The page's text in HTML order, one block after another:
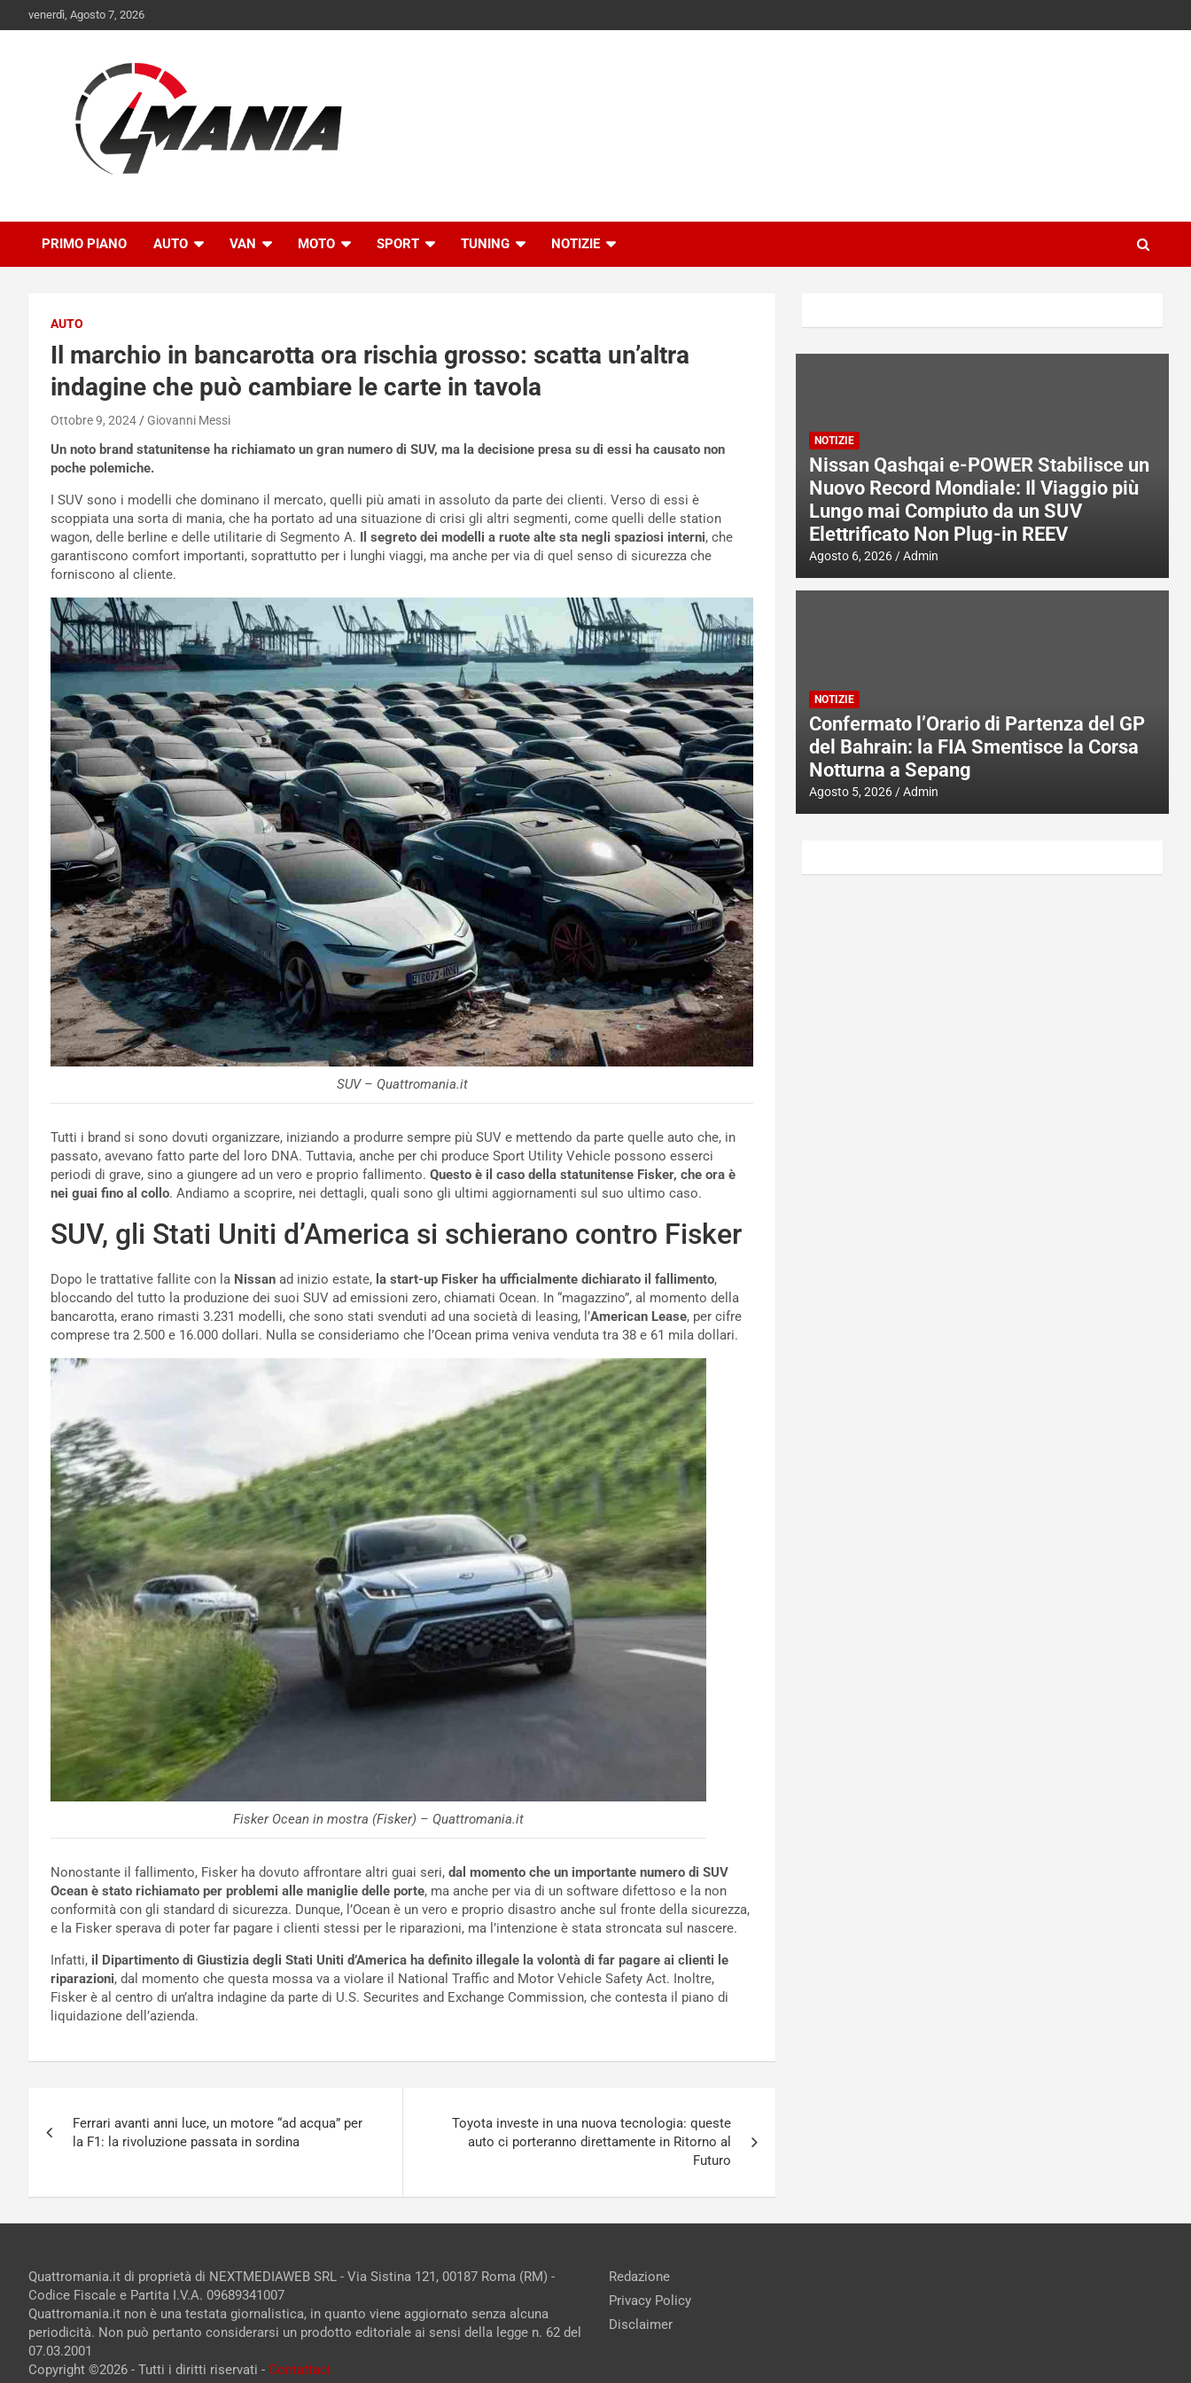
to
venerdì, Agosto 7, 2026
QuattroMania
PRIMO PIANO AUTO VAN MOTO SPORT TUNING NOTIZIE
AUTO
Il marchio in bancarotta ora rischia grosso: scatta un’altra
indagine che può cambiare le carte in tavola
Ottobre 9, 2024 Giovanni Messi
Un noto brand statunitense ha richiamato un gran numero di SUV, ma la decisione presa su di essi ha causato non
poche polemiche.
I SUV sono i modelli che dominano il mercato, quelli più amati in assoluto da parte dei clienti. Verso di essi è
scoppiata una sorta di mania, che ha portato ad una situazione di crisi gli altri segmenti, come quelli delle station
wagon, delle berline e delle utilitarie di Segmento A.
Il segreto dei modelli a ruote alte sta negli spaziosi interni, che
garantiscono comfort importanti, soprattutto per i lunghi viaggi, ma anche per via di quel senso di sicurezza che
forniscono al cliente.
SUV – Quattromania.it
Tutti i brand si sono dovuti organizzare, iniziando a produrre sempre più SUV e mettendo da parte quelle auto che, in
passato, avevano fatto parte del loro DNA. Tuttavia, anche per chi produce Sport Utility Vehicle possono esserci
periodi di grave, sino a giungere ad un vero e proprio fallimento. Questo è il caso della statunitense Fisker, che ora è
nei guai fino al collo. Andiamo a scoprire, nei dettagli, quali sono gli ultimi aggiornamenti sul suo ultimo caso.
SUV, gli Stati Uniti d’America si schierano contro Fisker
Dopo le trattative fallite con la Nissan ad inizio estate, la start-up Fisker ha ufficialmente dichiarato il fallimento,
bloccando del tutto la produzione dei suoi SUV ad emissioni zero, chiamati Ocean. In “magazzino”, al momento della
bancarotta, erano rimasti 3.231 modelli, che sono stati svenduti ad una società di leasing, l’American Lease, per cifre
comprese tra 2.500 e 16.000 dollari. Nulla se consideriamo che l’Ocean prima veniva venduta tra 38 e 61 mila dollari.
Fisker Ocean in mostra (Fisker) – Quattromania.it
Nonostante il fallimento, Fisker ha dovuto affrontare altri guai seri, dal momento che un importante numero di SUV
Ocean è stato richiamato per problemi alle maniglie delle porte, ma anche per via di un software difettoso e la non
conformità con gli standard di sicurezza. Dunque, l’Ocean è un vero e proprio disastro anche sul fronte della sicurezza,
e la Fisker sperava di poter far pagare i clienti stessi per le riparazioni, ma l’intenzione è stata stroncata sul nascere.
Infatti, il Dipartimento di Giustizia degli Stati Uniti d’America ha definito illegale la volontà di far pagare ai clienti le
riparazioni, dal momento che questa mossa va a violare il National Traffic and Motor Vehicle Safety Act. Inoltre,
Fisker è al centro di un’altra indagine da parte di U.S. Securites and Exchange Commission, che contesta il piano di
liquidazione dell’azienda.
articoli
Ferrari avanti anni luce, un motore “ad acqua” per
la F1: la rivoluzione passata in sordina
Toyota investe in una nuova tecnologia: queste
auto ci porteranno direttamente in Ritorno al
Futuro
NOTIZIE
Nissan Qashqai e-POWER Stabilisce un
Nuovo Record Mondiale: Il Viaggio più
Lungo mai Compiuto da un SUV
Elettrificato Non Plug-in REEV
Agosto 6, 2026 Admin
NOTIZIE
Confermato l’Orario di Partenza del GP
del Bahrain: la FIA Smentisce la Corsa
Notturna a Sepang
Agosto 5, 2026 Admin
Quattromania.it di proprietà di NEXTMEDIAWEB SRL - Via Sistina 121, 00187 Roma (RM) -
Codice Fiscale e Partita I.V.A. 09689341007
Quattromania.it non è una testata giornalistica, in quanto viene aggiornato senza alcuna
periodicità. Non può pertanto considerarsi un prodotto editoriale ai sensi della legge n. 62 del
07.03.2001
Copyright ©2026 - Tutti i diritti riservati - Contattaci
Redazione
Privacy Policy
Disclaimer